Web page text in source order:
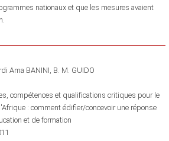
nationaux et que les mesures avaient
Ama BANINI B. M. GUIDO
compétences et qualifications critiques pour le
: comment édifier/concevoir une réponse
et de formation